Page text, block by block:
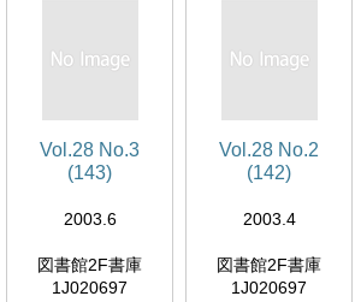
Vol.28 No.3
(143)
2003.6
図書館2F書庫
1J020697
Vol.28 No.2
(142)
2003.4
図書館2F書庫
1J020697